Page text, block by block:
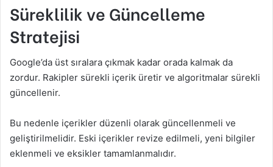
Süreklilik ve Güncelleme
Stratejisi
Google’da üst sıralara çıkmak kadar orada kalmak da
zordur. Rakipler sürekli içerik üretir ve algoritmalar sürekli
güncellenir.
Bu nedenle içerikler düzenli olarak güncellenmeli ve
geliştirilmelidir. Eski içerikler revize edilmeli, yeni bilgiler
eklenmeli ve eksikler tamamlanmalıdır.